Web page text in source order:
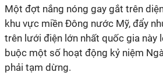
Một đợt nắng nóng gay gắt trên
khu vực miền Đông nước Mỹ, đẩy
trên lưới điện lớn nhất quốc gia này
buộc một số hoạt động kỷ niệm
phải tạm dừng.